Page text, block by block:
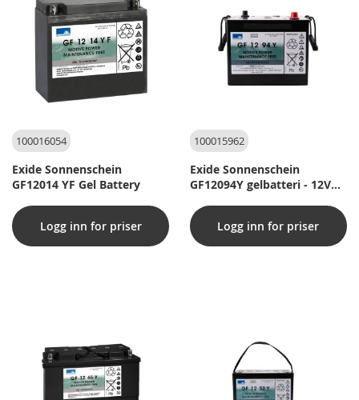
100016054
Exide Sonnenschein
GF12014 YF Gel Battery
Logg inn for priser
100015962
Exide Sonnenschein
GF12094Y gelbatteri - 12V
Logg inn for priser